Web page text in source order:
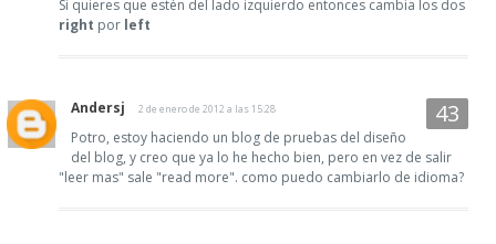
Si quieres que estén del lado izquierdo entonces cambia los dos
right por left
Andersj 2 de enero de 2012 a las 15:28
Potro, estoy haciendo un blog de pruebas del diseño
del blog, y creo que ya lo he hecho bien, pero en vez de salir
"leer mas" sale "read more". como puedo cambiarlo de idioma?